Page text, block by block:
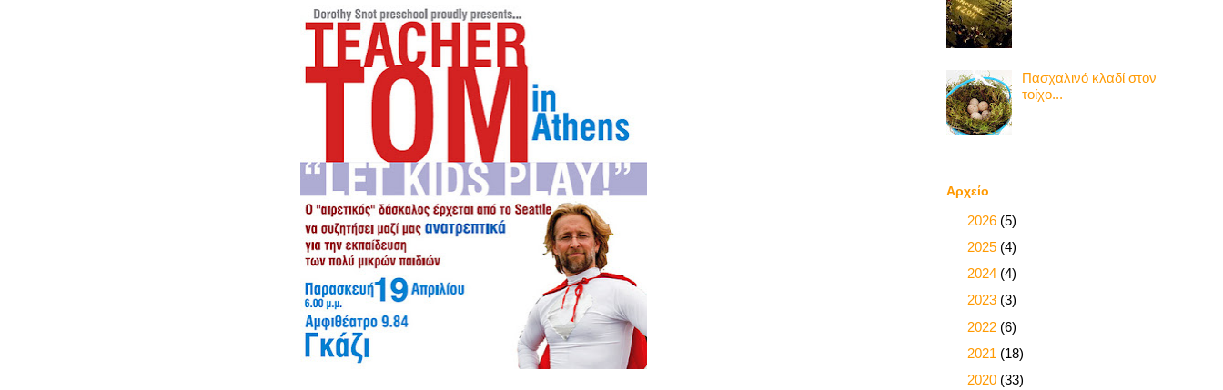
Πασχαλινό κλαδί στον
τοίχο...
Αρχείο
2026 (5)
2025 (4)
2024 (4)
2023 (3)
2022 (6)
2021 (18)
2020 (33)